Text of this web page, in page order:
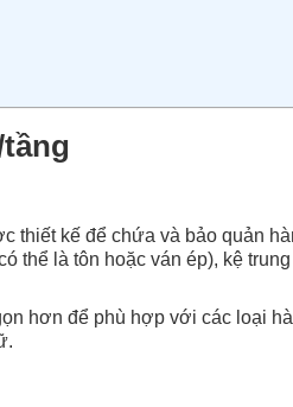
thiết kế để chứa và bảo quản
thể là tôn hoặc ván ép), kệ
hơn để phù hợp với các loại